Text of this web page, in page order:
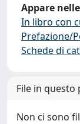
Appare
In libro con
Prefazione/
Schede di
File in
Non ci sono